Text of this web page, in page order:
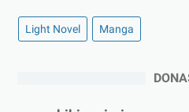
Light Novel Manga